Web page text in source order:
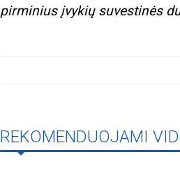
pirminius įvykių suvestinės
REKOMENDUOJAMI